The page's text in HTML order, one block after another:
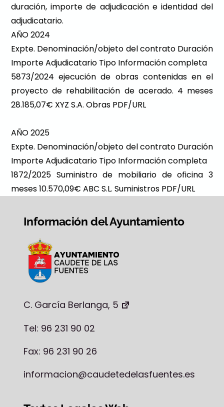
duración, importe de adjudicación e identidad del
adjudicatario.
AÑO 2024
Expte. Denominación/objeto del contrato Duración
Importe Adjudicatario Tipo Información completa
5873/2024 ejecución de obras contenidas en el
proyecto de rehabilitación de acerado. 4 meses
28.185,07€ XYZ S.A. Obras PDF/URL
AÑO 2025
Expte. Denominación/objeto del contrato Duración
Importe Adjudicatario Tipo Información completa
1872/2025 Suministro de mobiliario de oficina 3
meses 10.570,09€ ABC S.L. Suministros PDF/URL
Información del Ayuntamiento
C. García Berlanga, 5
Tel: 96 231 90 02
Fax: 96 231 90 26
informacion@caudetedelasfuentes.es